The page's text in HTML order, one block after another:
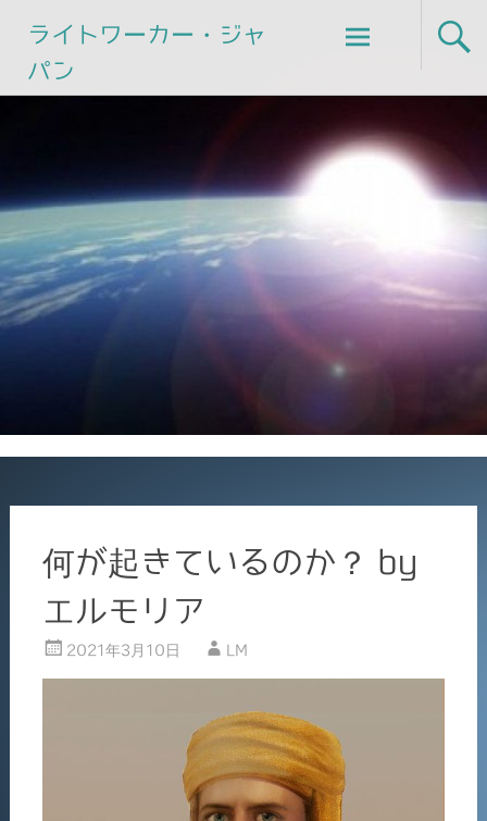
ライトワーカー・ジャ
パン
Skip
to
何が起きているのか？ by
エルモリア
2021年3月10日 LM